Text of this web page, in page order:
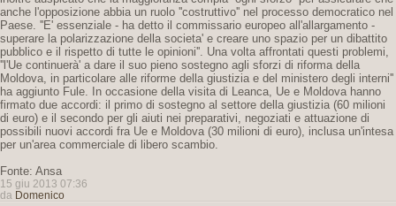
anche l'opposizione abbia un ruolo ''costruttivo'' nel processo democratico nel
Paese. ''E' essenziale - ha detto il commissario europeo all'allargamento -
superare la polarizzazione della societa' e creare uno spazio per un dibattito
pubblico e il rispetto di tutte le opinioni''. Una volta affrontati questi problemi,
''l'Ue continuerà' a dare il suo pieno sostegno agli sforzi di riforma della
Moldova, in particolare alle riforme della giustizia e del ministero degli interni''
ha aggiunto Fule. In occasione della visita di Leanca, Ue e Moldova hanno
firmato due accordi: il primo di sostegno al settore della giustizia (60 milioni
di euro) e il secondo per gli aiuti nei preparativi, negoziati e attuazione di
possibili nuovi accordi fra Ue e Moldova (30 milioni di euro), inclusa un'intesa
per un'area commerciale di libero scambio.
Fonte: Ansa
15 giu 2013 07:36
da Domenico